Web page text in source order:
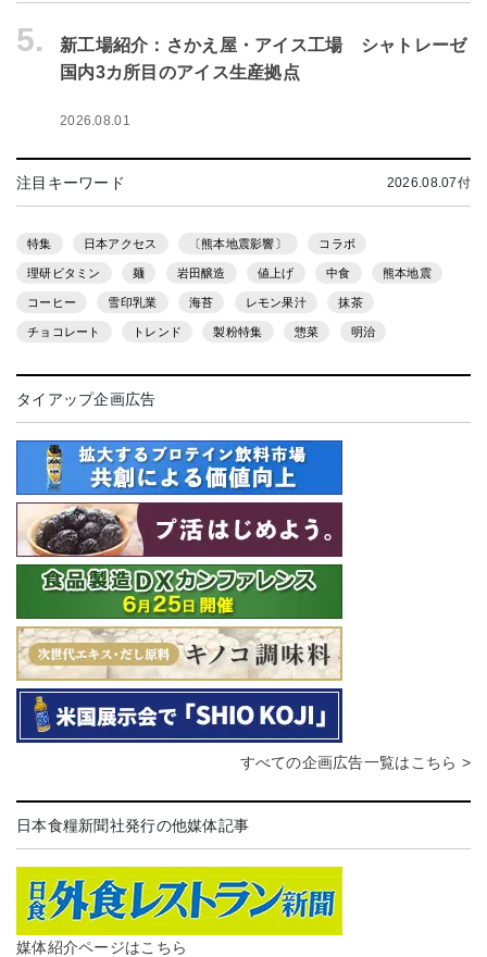
5.
新工場紹介：さかえ屋・アイス工場 シャトレーゼ
国内3カ所目のアイス生産拠点
2026.08.01
注目キーワード 2026.08.07付
特集 日本アクセス 〔熊本地震影響〕 コラボ
理研ビタミン 麺 岩田醸造 値上げ 中食 熊本地震
コーヒー 雪印乳業 海苔 レモン果汁 抹茶
チョコレート トレンド 製粉特集 惣菜 明治
タイアップ企画広告
すべての企画広告一覧はこちら >
日本食糧新聞社発行の他媒体記事
媒体紹介ページはこちら